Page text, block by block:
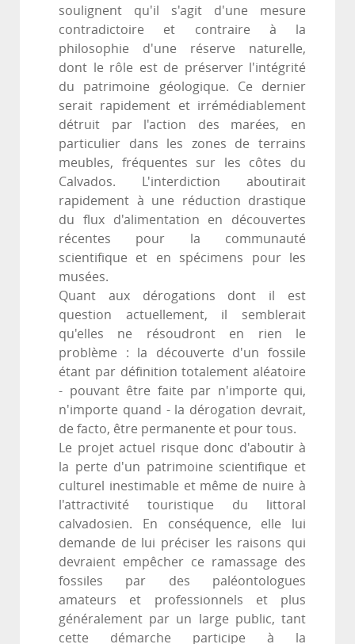
soulignent qu'il s'agit d'une mesure
contradictoire et contraire à la
philosophie d'une réserve naturelle,
dont le rôle est de préserver l'intégrité
du patrimoine géologique. Ce dernier
serait rapidement et irrémédiablement
détruit par l'action des marées, en
particulier dans les zones de terrains
meubles, fréquentes sur les côtes du
Calvados. L'interdiction aboutirait
rapidement à une réduction drastique
du flux d'alimentation en découvertes
récentes pour la communauté
scientifique et en spécimens pour les
musées.
Quant aux dérogations dont il est
question actuellement, il semblerait
qu'elles ne résoudront en rien le
problème : la découverte d'un fossile
étant par définition totalement aléatoire
- pouvant être faite par n'importe qui,
n'importe quand - la dérogation devrait,
de facto, être permanente et pour tous.
Le projet actuel risque donc d'aboutir à
la perte d'un patrimoine scientifique et
culturel inestimable et même de nuire à
l'attractivité touristique du littoral
calvadosien. En conséquence, elle lui
demande de lui préciser les raisons qui
devraient empêcher ce ramassage des
fossiles par des paléontologues
amateurs et professionnels et plus
généralement par un large public, tant
cette démarche participe à la